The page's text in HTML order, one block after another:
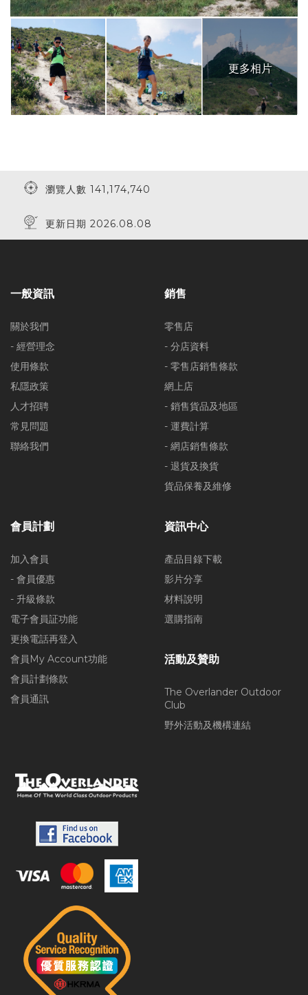
更多相片
瀏覽人數 141,174,740
更新日期 2026.08.08
一般資訊
關於我們
- 經營理念
使用條款
私隱政策
人才招聘
常見問題
聯絡我們
銷售
零售店
- 分店資料
- 零售店銷售條款
網上店
- 銷售貨品及地區
- 運費計算
- 網店銷售條款
- 退貨及換貨
貨品保養及維修
會員計劃
加入會員
- 會員優惠
- 升級條款
電子會員証功能
更換電話再登入
會員My Account功能
會員計劃條款
會員通訊
資訊中心
產品目錄下載
影片分享
材料說明
選購指南
活動及贊助
The Overlander Outdoor
Club
野外活動及機構連結